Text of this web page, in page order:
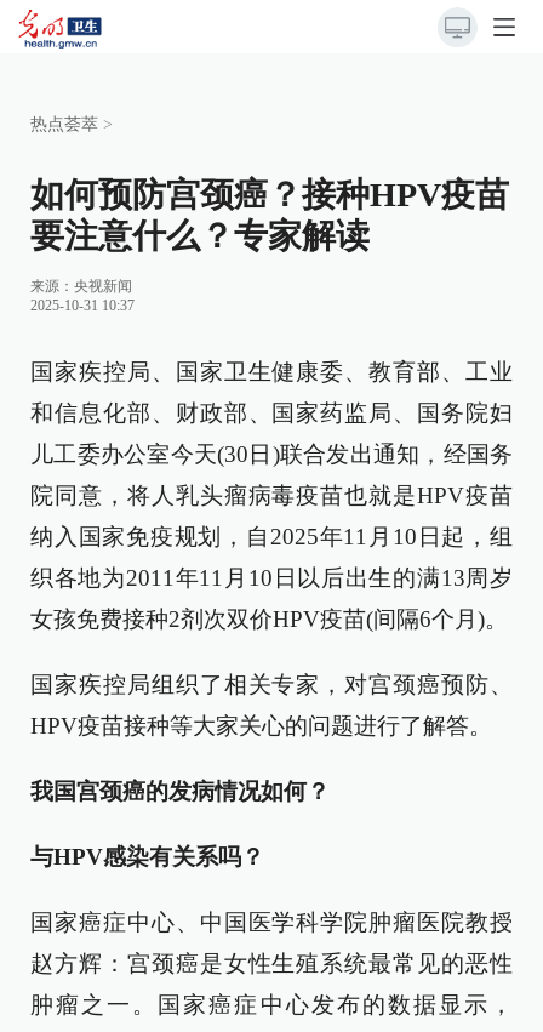
热点荟萃 >
如何预防宫颈癌？接种HPV疫苗
要注意什么？专家解读
来源： 央视新闻
2025-10-31 10:37
国家疾控局、国家卫生健康委、教育部、工业
和信息化部、财政部、国家药监局、国务院妇
儿工委办公室今天(30日)联合发出通知，经国务
院同意，将人乳头瘤病毒疫苗也就是HPV疫苗
纳入国家免疫规划，自2025年11月10日起，组
织各地为2011年11月10日以后出生的满13周岁
女孩免费接种2剂次双价HPV疫苗(间隔6个月)。
国家疾控局组织了相关专家，对宫颈癌预防、
HPV疫苗接种等大家关心的问题进行了解答。
我国宫颈癌的发病情况如何？
与HPV感染有关系吗？
国家癌症中心、中国医学科学院肿瘤医院教授
赵方辉：宫颈癌是女性生殖系统最常见的恶性
肿瘤之一。国家癌症中心发布的数据显示，